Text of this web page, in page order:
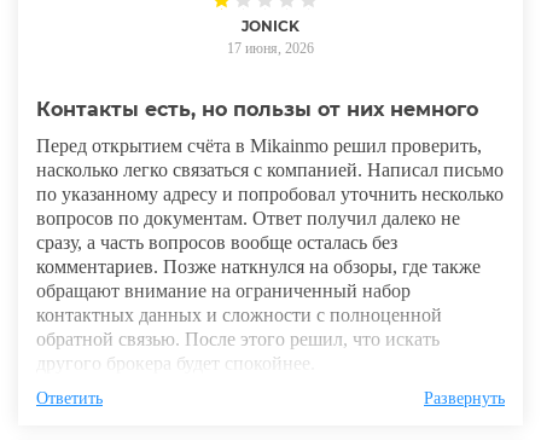
JONICK
17 июня, 2026
Контакты есть, но пользы от них немного
Перед открытием счёта в Mikainmo решил проверить,
насколько легко связаться с компанией. Написал письмо
по указанному адресу и попробовал уточнить несколько
вопросов по документам. Ответ получил далеко не
сразу, а часть вопросов вообще осталась без
комментариев. Позже наткнулся на обзоры, где также
обращают внимание на ограниченный набор
контактных данных и сложности с полноценной
обратной связью. После этого решил, что искать
другого брокера будет спокойнее.
Ответить Развернуть